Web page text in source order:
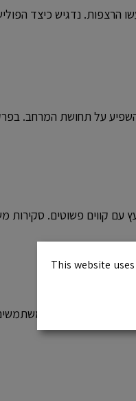
הרצפות. נדגיש כיצד
על תחושת המרחב.
עץ עם קווים פשוטים.
החדר. סקירות
This website